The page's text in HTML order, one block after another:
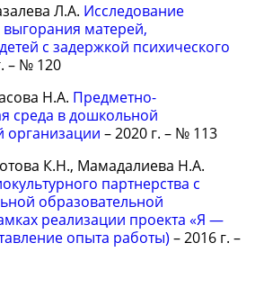
Л.А. Исследование
матерей,
с задержкой психического
– № 120
Н.А. Предметно-
среда в дошкольной
организации – 2020 г. – № 113
К.Н., Мамадалиева Н.А.
партнерства с
образовательной
реализации проекта «Я —
опыта работы) – 2016 г. –